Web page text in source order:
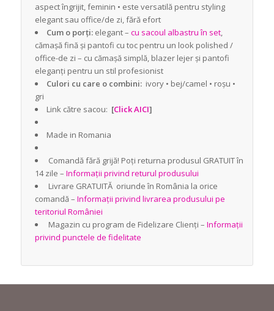
aspect îngrijit, feminin • este versatilă pentru styling
elegant sau office/de zi, fără efort
Cum o porți:elegant – cu sacoul albastru în set,
cămașă fină și pantofi cu toc pentru un look polished /
office-de zi – cu cămașă simplă, blazer lejer și pantofi
eleganți pentru un stil profesionist
Culori cu care o combini: ivory • bej/camel • roșu •
gri
Link către sacou: [Click AICI]
Made in Romania
Comandă fără grijă! Poți returna produsul GRATUIT în
14 zile – Informații privind returul produsului
Livrare GRATUITĂ oriunde în România la orice
comandă – Informații privind livrarea produsului pe
teritoriul României
Magazin cu program de Fidelizare Clienți – Informații
privind punctele de fidelitate